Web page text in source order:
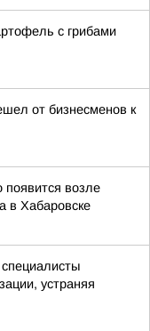
с грибами
от бизнесменов к
появится возле
в Хабаровске
устраняя